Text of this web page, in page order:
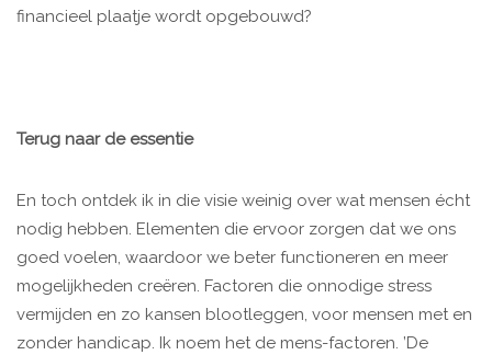
financieel plaatje wordt opgebouwd?
Terug naar de essentie
En toch ontdek ik in die visie weinig over wat mensen écht
nodig hebben. Elementen die ervoor zorgen dat we ons
goed voelen, waardoor we beter functioneren en meer
mogelijkheden creëren. Factoren die onnodige stress
vermijden en zo kansen blootleggen, voor mensen met en
zonder handicap. Ik noem het de mens-factoren. ’De